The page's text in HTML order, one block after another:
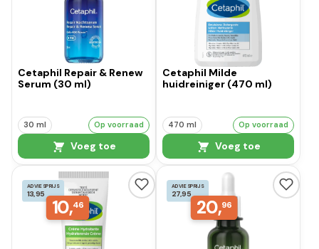
Cetaphil Repair & Renew
Serum (30 ml)
30 ml Op voorraad
Voeg toe
Cetaphil Milde
huidreiniger (470 ml)
470 ml Op voorraad
Voeg toe
ADVIESPRIJS
13,95
10,46
ADVIESPRIJS
27,95
20,96